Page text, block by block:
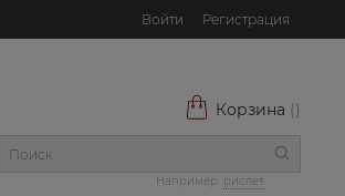
Войти Регистрация
Корзина ()
Например: рислет